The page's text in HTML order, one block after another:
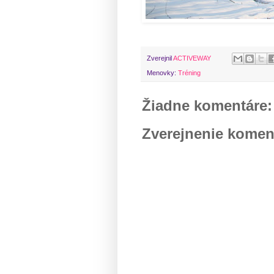
ZverejnilACTIVEWAY
Menovky: Tréning
Žiadne komentáre:
Zverejnenie